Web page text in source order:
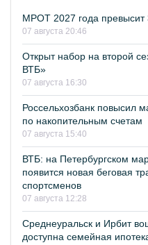
МРОТ 2027 года превысит
07 августа 20:46
Открыт набор на второй
ВТБ»
07 августа 16:30
Россельхозбанк повысил
по накопительным счетам
07 августа 15:40
ВТБ: на Петербургском
появится новая беговая
спортсменов
07 августа 12:28
Среднеуральск и Ирбит
доступна семейная